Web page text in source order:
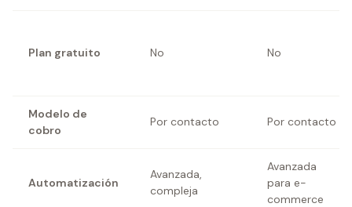
Plan gratuito No No
Modelo de
cobro
Por contacto Por contacto
Automatización
Avanzada,
compleja
Avanzada
para e-
commerce